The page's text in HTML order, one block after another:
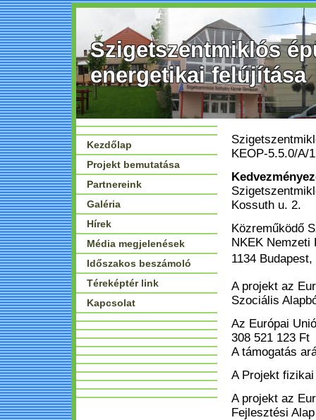
Szigetszentmiklós
energetikai felújítása
Kezdőlap
Projekt bemutatása
Partnereink
Galéria
Hírek
Média megjelenések
Időszakos beszámoló
Téreképtér link
Kapcsolat
KEOP-5.5.0/A/
Kossuth u. 2.
Közreműködő
NKEK Nemzeti
1134 Budapest,
A projekt az
Szociális
Az Európai
308 521 123 Ft
A támogatás
A Projekt
A projekt az
Fejlesztési